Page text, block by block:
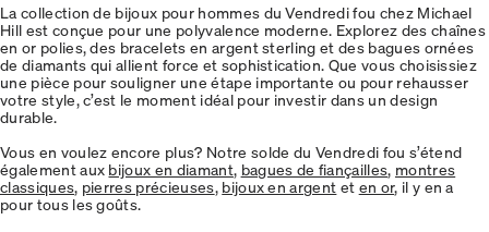
La collection de bijoux pour hommes du Vendredi fou chez Michael
Hill est conçue pour une polyvalence moderne. Explorez des chaînes
en or polies, des bracelets en argent sterling et des bagues ornées
de diamants qui allient force et sophistication. Que vous choisissiez
une pièce pour souligner une étape importante ou pour rehausser
votre style, c’est le moment idéal pour investir dans un design
durable.
Vous en voulez encore plus? Notre solde du Vendredi fou s’étend
également aux bijoux en diamant, bagues de fiançailles, montres
classiques, pierres précieuses, bijoux en argent et en or, il y en a
pour tous les goûts.